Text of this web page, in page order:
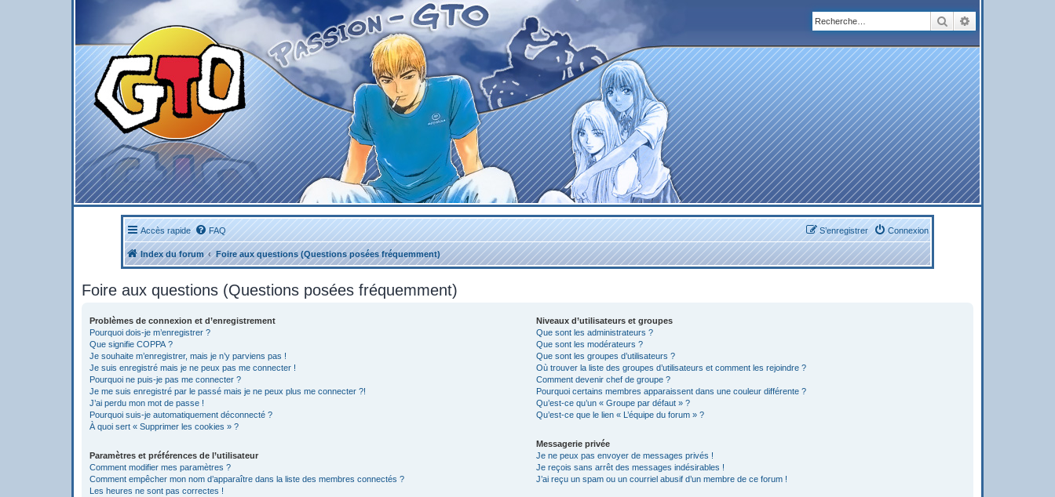
Rechercher
Accès rapide FAQ Connexion
S’enregistrer
Index du forum Foire aux questions (Questions posées fréquemment)
Foire aux questions (Questions posées fréquemment)
Problèmes de connexion et d’enregistrement
Pourquoi dois-je m’enregistrer ?
Que signifie COPPA ?
Je souhaite m’enregistrer, mais je n’y parviens pas !
Je suis enregistré mais je ne peux pas me connecter !
Pourquoi ne puis-je pas me connecter ?
Je me suis enregistré par le passé mais je ne peux plus me connecter ?!
J’ai perdu mon mot de passe !
Pourquoi suis-je automatiquement déconnecté ?
À quoi sert « Supprimer les cookies » ?
Paramètres et préférences de l’utilisateur
Comment modifier mes paramètres ?
Comment empêcher mon nom d’apparaître dans la liste des membres connectés ?
Les heures ne sont pas correctes !
Niveaux d’utilisateurs et groupes
Que sont les administrateurs ?
Que sont les modérateurs ?
Que sont les groupes d’utilisateurs ?
Où trouver la liste des groupes d’utilisateurs et comment les rejoindre ?
Comment devenir chef de groupe ?
Pourquoi certains membres apparaissent dans une couleur différente ?
Qu’est-ce qu’un « Groupe par défaut » ?
Qu’est-ce que le lien « L’équipe du forum » ?
Messagerie privée
Je ne peux pas envoyer de messages privés !
Je reçois sans arrêt des messages indésirables !
J’ai reçu un spam ou un courriel abusif d’un membre de ce forum !